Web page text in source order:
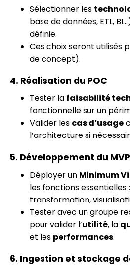
Sélectionner les
base de données, ETL,
définie.
Ces choix seront utilisés
de concept).
4. Réalisation du POC
Tester la faisabilité
fonctionnelle sur un
Valider les cas d’usage
l’architecture si
5. Développement du MVP
Déployer un Minimum
les fonctions essentielles
transformation,
Tester avec un groupe
pour valider l’utilité, la
et les performances.
6. Ingestion et stockage